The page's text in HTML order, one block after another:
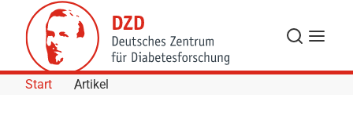
Skip to Content
Suche
Start Artikel